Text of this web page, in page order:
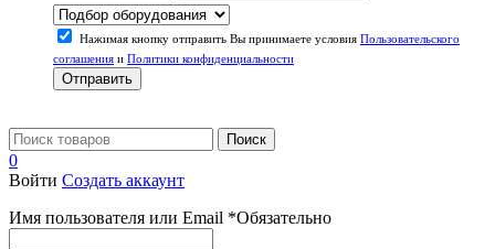
Нажимая кнопку отправить Вы принимаете условия Пользовательского
соглашения и Политики конфиденциальности
Отправить
Поиск
0
Войти Создать аккаунт
Имя пользователя или Email *Обязательно